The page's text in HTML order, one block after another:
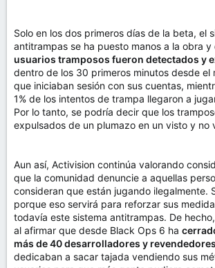
Solo en los dos primeros días de la beta, el
antitrampas se ha puesto manos a la obra y
usuarios tramposos fueron detectados y
dentro de los 30 primeros minutos desde el
que iniciaban sesión con sus cuentas,
1% de los intentos de trampa llegaron a
Por lo tanto, se podría decir que los
expulsados de un plumazo en un visto y no
Aun así, Activision continúa valorando
que la comunidad denuncie a aquellas
consideran que están jugando ilegalmente.
porque eso servirá para reforzar sus
todavía este sistema antitrampas. De
al afirmar que desde Black Ops 6 ha
más de 40 desarrolladores y revendedores
dedicaban a sacar tajada vendiendo sus